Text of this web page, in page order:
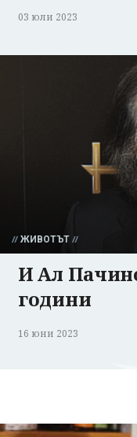
03 юли 2023
ЖИВОТЪТ
И Ал
години
16 юни 2023